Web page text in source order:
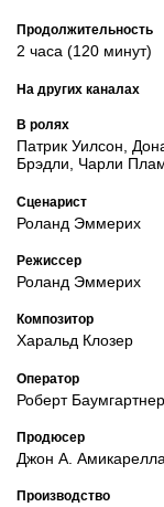
Продолжительность
2 часа (120 минут)
На других каналах
В ролях
Патрик Уилсон,
Брэдли, Чарли
Сценарист
Роланд Эммерих
Режиссер
Роланд Эммерих
Композитор
Харальд Клозер
Оператор
Роберт Баумгартнер
Продюсер
Джон А. Амикарелла
Производство